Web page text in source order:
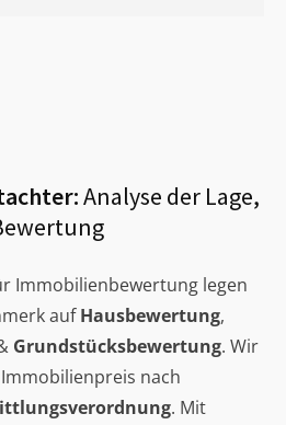
Analyse der Lage,
Immobilienbewertung legen
aufHausbewertung,
Grundstücksbewertung. Wir
nach
. Mit